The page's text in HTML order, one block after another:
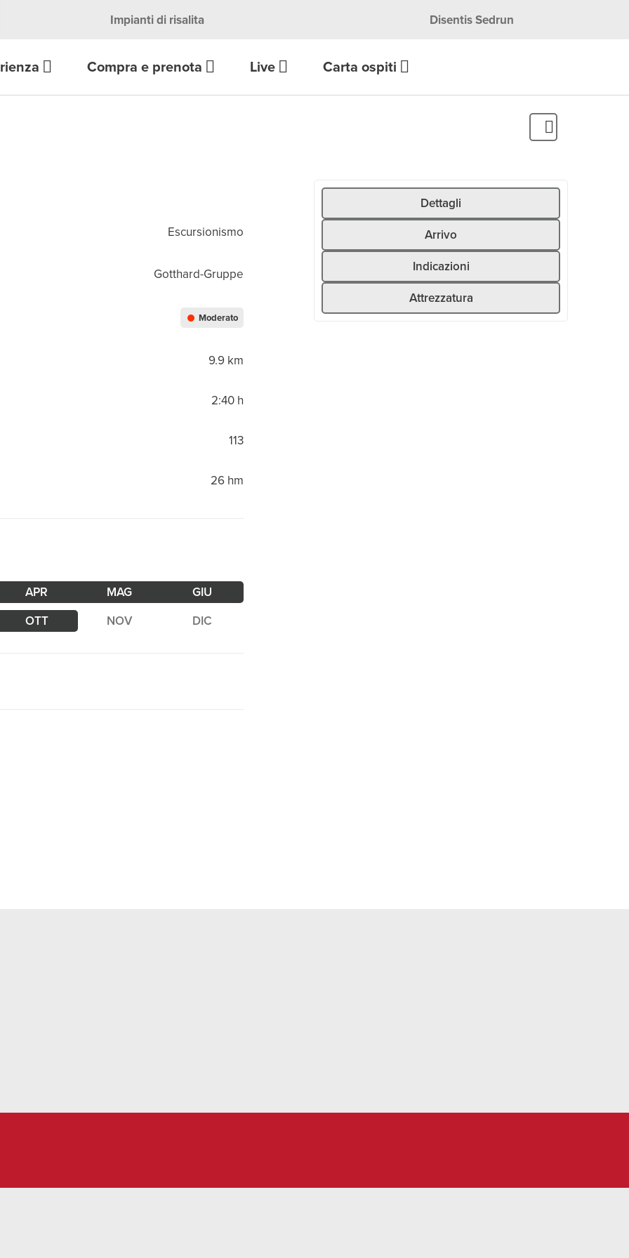
Impianti di risalita Disentis Sedrun
Compra e prenota Live Carta ospiti
Escursionismo
Gotthard-Gruppe
Moderato
9.9 km
2:40 h
113
26 hm
APR MAG
GIU
OTT NOV DIC
dal campo da golf a Hospental. I
a Zumdorf, il villaggio più piccolo della
Dettagli
Arrivo
Indicazioni
Attrezzatura